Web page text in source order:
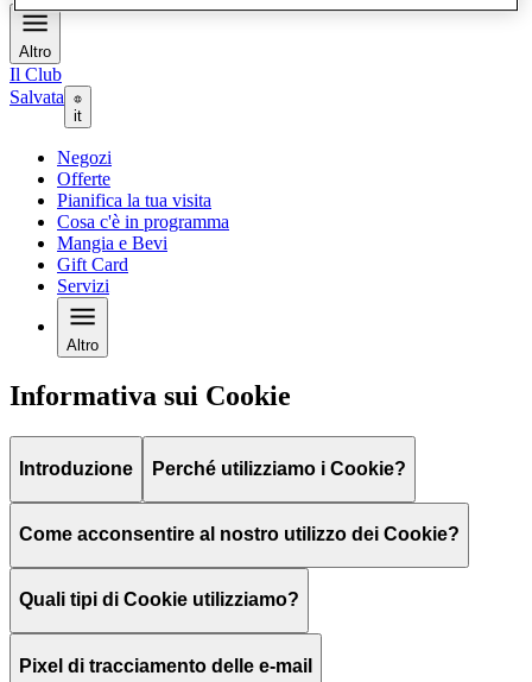
Altro
Il Club
Salvata
it
Negozi
Offerte
Pianifica la tua visita
Cosa c'è in programma
Mangia e Bevi
Gift Card
Servizi
Altro
Informativa sui Cookie
Introduzione Perché utilizziamo i Cookie?
Come acconsentire al nostro utilizzo dei Cookie?
Quali tipi di Cookie utilizziamo?
Pixel di tracciamento delle e-mail